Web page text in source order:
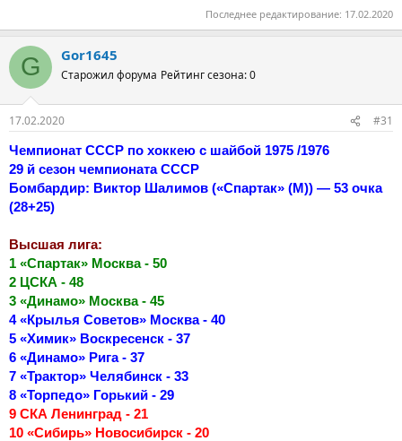
Последнее редактирование: 17.02.2020
G Gor1645
Старожил форума Рейтинг сезона: 0
17.02.2020
#31
Чемпионат СССР по хоккею с шайбой 1975 /1976
29 й сезон чемпионата СССР
Бомбардир: Виктор Шалимов («Спартак» (М)) — 53 очка
(28+25)
Высшая лига:
1 «Спартак» Москва - 50
2 ЦСКА - 48
3 «Динамо» Москва - 45
4 «Крылья Советов» Москва - 40
5 «Химик» Воскресенск - 37
6 «Динамо» Рига - 37
7 «Трактор» Челябинск - 33
8 «Торпедо» Горький - 29
9 СКА Ленинград - 21
10 «Сибирь» Новосибирск - 20